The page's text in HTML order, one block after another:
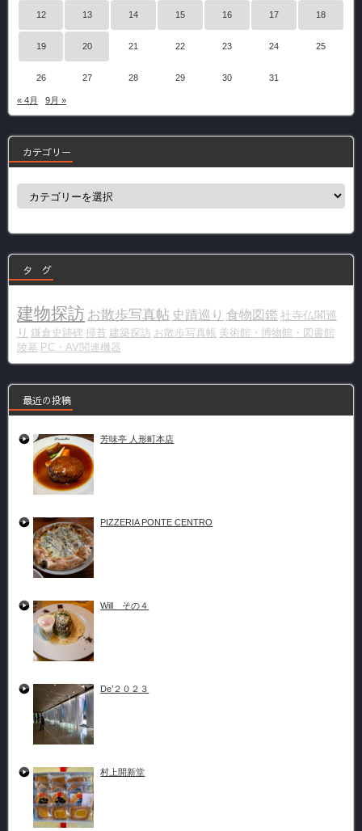
12 13 14 15 16 17 18
19 20 21 22 23 24 25
26 27 28 29 30 31
« 4月 9月 »
カテゴリー
カ
ー
タ グ
建物探訪 お散歩写真帖 史蹟巡り 食物図鑑 社寺仏閣巡
り 鎌倉史跡碑 掃苔 建築探訪 お散歩写真帳 美術館・博物館・図書館
陵墓 PC・AV関連機器
最近の投稿
芳味亭 人形町本店
PIZZERIA PONTE CENTRO
Will その４
De’２０２３
村上開新堂